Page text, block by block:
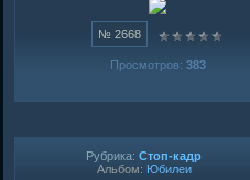
№ 2668
Просмотров: 383
Рубрика: Стоп-кадр
Альбом: Юбилеи